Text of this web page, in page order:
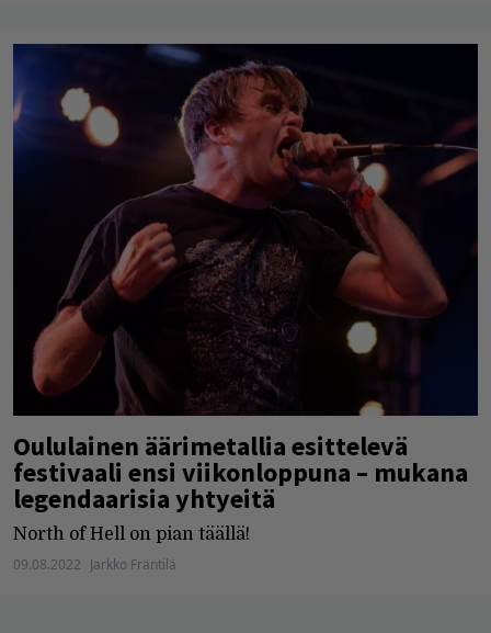
Oululainen äärimetallia esittelevä
festivaali ensi viikonloppuna – mukana
legendaarisia yhtyeitä
North of Hell on pian täällä!
09.08.2022 Jarkko Fräntilä